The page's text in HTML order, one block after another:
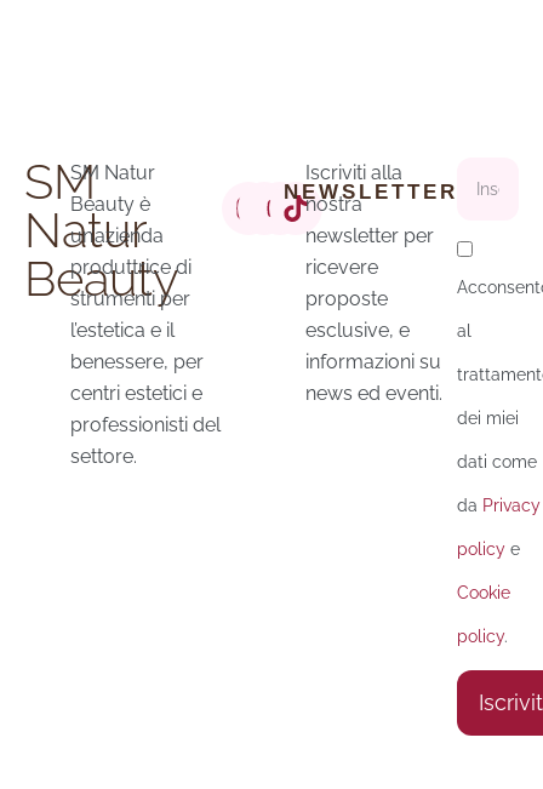
SM
Natur
Beauty
SM Natur
Beauty è
un’azienda
produttrice di
strumenti per
l’estetica e il
benessere, per
centri estetici e
professionisti del
settore.
NEWSLETTER
Iscriviti alla
nostra
newsletter per
ricevere
proposte
esclusive, e
informazioni su
news ed eventi.
al
dei miei
dati come
da Privacy
policy e
Cookie
policy.